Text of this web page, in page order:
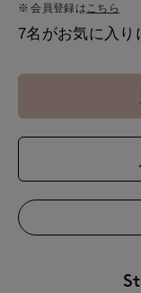
会員登録は こちら
7名がお気に入り